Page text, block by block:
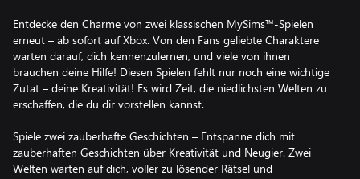
Entdecke den Charme von zwei klassischen MySims™-Spielen
erneut – ab sofort auf Xbox. Von den Fans geliebte Charaktere
warten darauf, dich kennenzulernen, und viele von ihnen
brauchen deine Hilfe! Diesen Spielen fehlt nur noch eine wichtige
Zutat – deine Kreativität! Es wird Zeit, die niedlichsten Welten zu
erschaffen, die du dir vorstellen kannst.
Spiele zwei zauberhafte Geschichten – Entspanne dich mit
zauberhaften Geschichten über Kreativität und Neugier. Zwei
Welten warten auf dich, voller zu lösender Rätsel und